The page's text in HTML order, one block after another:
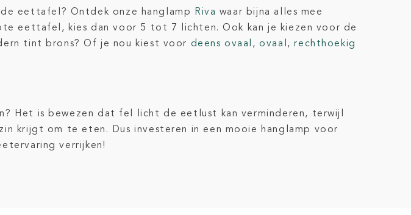
eettafel? Ontdek onze hanglamp Riva waar bijna alles mee
eettafel, kies dan voor 5 tot 7 lichten. Ook kan je kiezen voor de
tint brons? Of je nou kiest voor deens ovaal ,ovaal ,rechthoekig
Het is bewezen dat fel licht de eetlust kan verminderen, terwijl
krijgt om te eten. Dus investeren in een mooie hanglamp voor
verrijken!